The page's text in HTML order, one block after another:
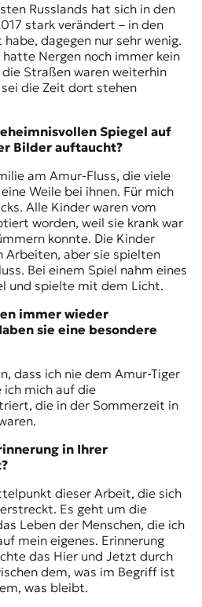
Russlands hat sich in den
stark verändert – in den
dagegen nur sehr wenig.
Nergen noch immer kein
Straßen waren weiterhin
die Zeit dort stehen
Spiegel auf
Bilder auftaucht?
am Amur-Fluss, die viele
Weile bei ihnen. Für mich
Alle Kinder waren vom
worden, weil sie krank war
konnte. Die Kinder
Arbeiten, aber sie spielten
Bei einem Spiel nahm eines
und spielte mit dem Licht.
immer wieder
sie eine besondere
dass ich nie dem Amur-Tiger
mich auf die
die in der Sommerzeit in
in Ihrer
dieser Arbeit, die sich
Es geht um die
Leben der Menschen, die ich
mein eigenes. Erinnerung
das Hier und Jetzt durch
dem, was im Begriff ist
was bleibt.